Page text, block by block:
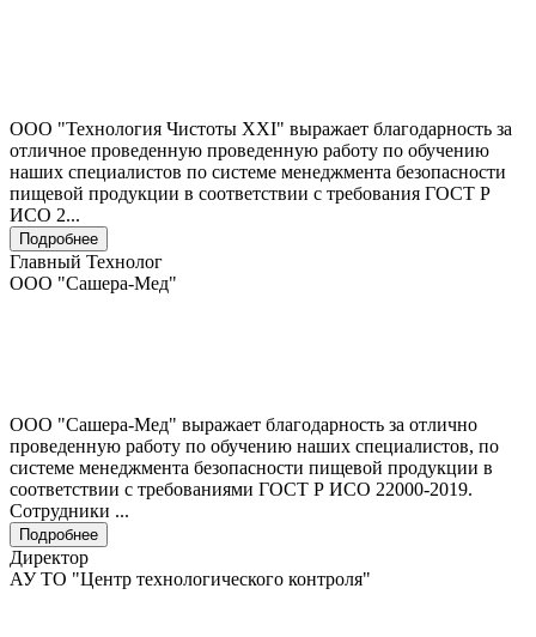
ООО "Технология Чистоты XXI" выражает благодарность за
отличное проведенную проведенную работу по обучению
наших специалистов по системе менеджмента безопасности
пищевой продукции в соответствии с требования ГОСТ Р
ИСО 2...
Подробнее
Главный Технолог
ООО "Сашера-Мед"
ООО "Сашера-Мед" выражает благодарность за отлично
проведенную работу по обучению наших специалистов, по
системе менеджмента безопасности пищевой продукции в
соответствии с требованиями ГОСТ Р ИСО 22000-2019.
Сотрудники ...
Подробнее
Директор
АУ ТО "Центр технологического контроля"